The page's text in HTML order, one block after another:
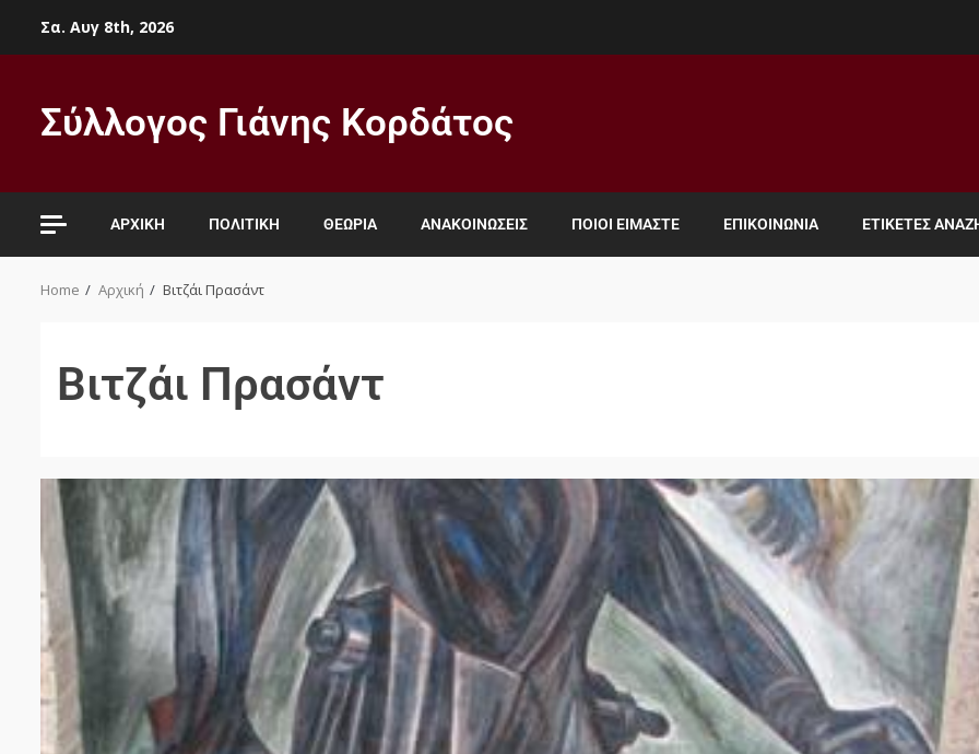
Σα. Αυγ 8th, 2026
Σύλλογος Γιάνης Κορδάτος
ΑΡΧΙΚΉ ΠΟΛΙΤΙΚΉ ΘΕΩΡΊΑ ΑΝΑΚΟΙΝΏΣΕΙΣ ΠΟΙΟΙ ΕΊΜΑΣΤΕ ΕΠΙΚΟΙΝΩΝΊΑ ΕΤΙΚΈΤΕΣ
Home Αρχική Βιτζάι Πρασάντ
Βιτζάι Πρασάντ